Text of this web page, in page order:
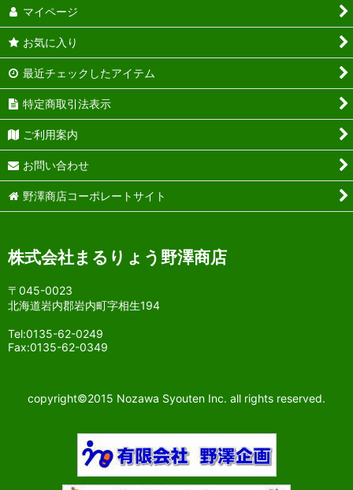
マイページ
お気に入り
最近チェックしたアイテム
特定商取引法表示
ご利用案内
お問い合わせ
野澤商店コーポレートサイト
株式会社まるりょう野澤商店
〒045-0023
北海道岩内郡岩内町字相生194
Tel:0135-62-0249
Fax:0135-62-0349
copyright©2015 Nozawa Syouten Inc. all rights reserved.